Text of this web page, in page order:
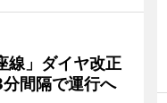
線」ダイヤ改正
間隔で運行へ